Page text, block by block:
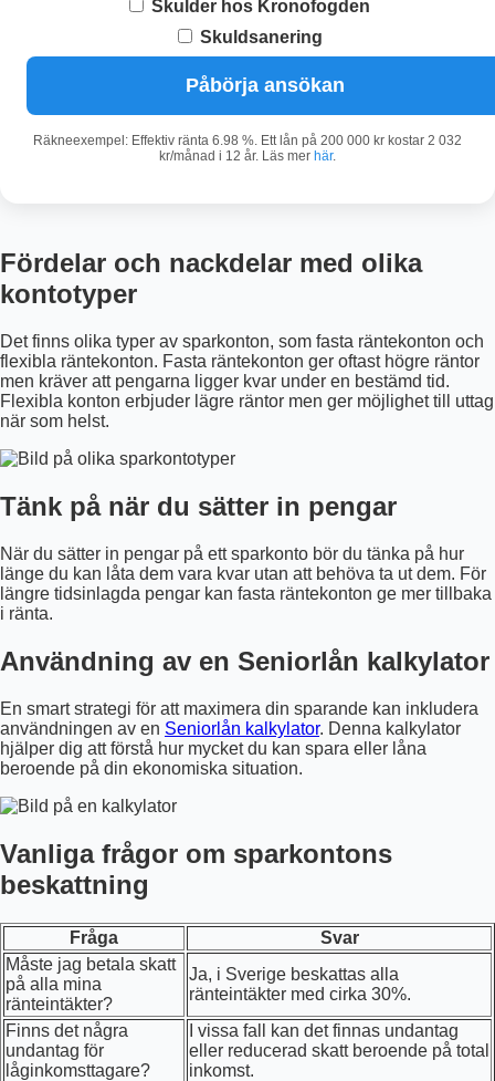
Skulder hos Kronofogden
Skuldsanering
Påbörja ansökan
Räkneexempel: Effektiv ränta 6.98 %. Ett lån på 200 000 kr kostar 2 032
kr/månad i 12 år. Läs mer här.
Fördelar och nackdelar med olika
kontotyper
Det finns olika typer av sparkonton, som fasta räntekonton och
flexibla räntekonton. Fasta räntekonton ger oftast högre räntor
men kräver att pengarna ligger kvar under en bestämd tid.
Flexibla konton erbjuder lägre räntor men ger möjlighet till uttag
när som helst.
Tänk på när du sätter in pengar
När du sätter in pengar på ett sparkonto bör du tänka på hur
länge du kan låta dem vara kvar utan att behöva ta ut dem. För
längre tidsinlagda pengar kan fasta räntekonton ge mer tillbaka
i ränta.
Användning av en Seniorlån kalkylator
En smart strategi för att maximera din sparande kan inkludera
användningen av en Seniorlån kalkylator. Denna kalkylator
hjälper dig att förstå hur mycket du kan spara eller låna
beroende på din ekonomiska situation.
Vanliga frågor om sparkontons
beskattning
Fråga
Svar
Måste jag betala skatt
på alla mina
ränteintäkter?
Ja, i Sverige beskattas alla
ränteintäkter med cirka 30%.
Finns det några
undantag för
låginkomsttagare?
I vissa fall kan det finnas undantag
eller reducerad skatt beroende på total
inkomst.